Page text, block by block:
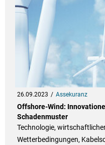
26.09.2023 Assekuranz
Offshore-Wind:
Schadenmuster
Technologie,
Wetterbedingungen,